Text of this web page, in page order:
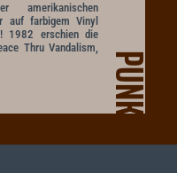
PUNK
auf farbigem Vinyl
1982 erschien die
Thru Vandalism,